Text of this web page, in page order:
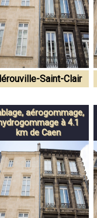
Saint-Clair
aérogommage,
à 4.1
km de Caen